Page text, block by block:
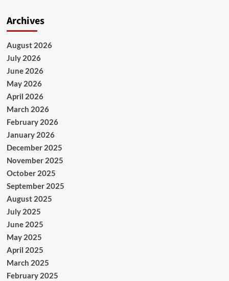
Archives
August 2026
July 2026
June 2026
May 2026
April 2026
March 2026
February 2026
January 2026
December 2025
November 2025
October 2025
September 2025
August 2025
July 2025
June 2025
May 2025
April 2025
March 2025
February 2025